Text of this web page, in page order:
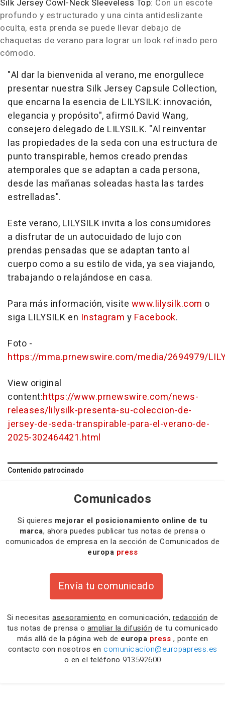
Silk Jersey Cowl-Neck Sleeveless Top: Con un escote
profundo y estructurado y una cinta antideslizante
oculta, esta prenda se puede llevar debajo de
chaquetas de verano para lograr un look refinado pero
cómodo.
"Al dar la bienvenida al verano, me enorgullece
presentar nuestra Silk Jersey Capsule Collection,
que encarna la esencia de LILYSILK: innovación,
elegancia y propósito", afirmó David Wang,
consejero delegado de LILYSILK. "Al reinventar
las propiedades de la seda con una estructura de
punto transpirable, hemos creado prendas
atemporales que se adaptan a cada persona,
desde las mañanas soleadas hasta las tardes
estrelladas".
Este verano, LILYSILK invita a los consumidores
a disfrutar de un autocuidado de lujo con
prendas pensadas que se adaptan tanto al
cuerpo como a su estilo de vida, ya sea viajando,
trabajando o relajándose en casa.
Para más información, visite www.lilysilk.com o
siga LILYSILK en Instagram y Facebook.
Foto -
https://mma.prnewswire.com/media/2694979/
View original
content:https://www.prnewswire.com/news-
releases/lilysilk-presenta-su-coleccion-de-
jersey-de-seda-transpirable-para-el-verano-de-
2025-302464421.html
Contenido patrocinado
Comunicados
Si quieres mejorar el posicionamiento online de tu
marca, ahora puedes publicar tus notas de prensa o
comunicados de empresa en la sección de Comunicados de
europa press
Envía tu comunicado
Si necesitas asesoramiento en comunicación, redacción de
tus notas de prensa o ampliar la difusión de tu comunicado
más allá de la página web de europa press , ponte en
contacto con nosotros en comunicacion@europapress.es
o en el teléfono 913592600